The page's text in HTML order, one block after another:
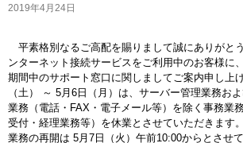
2019年4月24日
平素格別なるご高配を賜りまして誠にありがと
ンターネット接続サービスをご利用中のお客様に
期間中のサポート窓口に関しましてご案内申し上
（土） ～ 5月6日（月）は、サーバー管理業務お
業務（電話・FAX・電子メール等）を除く事務業
受付・経理業務等）を休業とさせていただきます
業務の再開は 5月7日（火）午前10:00からとさせ